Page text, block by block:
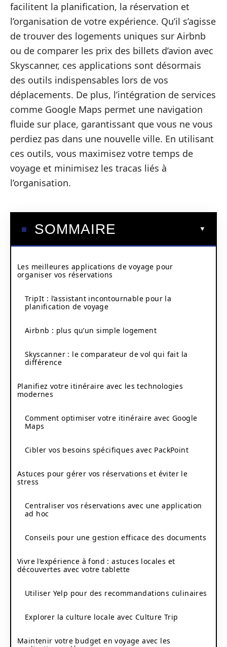
facilitent la planification, la réservation et
l’organisation de votre expérience. Qu’il s’agisse
de trouver des logements uniques sur Airbnb
ou de comparer les prix des billets d’avion avec
Skyscanner, ces applications sont désormais
des outils indispensables lors de vos
déplacements. De plus, l’intégration de services
comme Google Maps permet une navigation
fluide sur place, garantissant que vous ne vous
perdiez pas dans une nouvelle ville. En utilisant
ces outils, vous maximisez votre temps de
voyage et minimisez les tracas liés à
l’organisation.
SOMMAIRE
Les meilleures applications de voyage pour
organiser vos réservations
TripIt : l’assistant incontournable pour la
planification de voyage
Airbnb : plus qu’un simple logement
Skyscanner : le comparateur de vol qui fait la
différence
Planifiez votre itinéraire avec les technologies
modernes
Comment optimiser votre itinéraire avec Google
Maps
Cibler vos besoins spécifiques avec PackPoint
Astuces pour gérer vos réservations et éviter le
stress
Centraliser vos réservations avec une application
ad hoc
Conseils pour une gestion efficace des documents
Vivre l’expérience à fond : astuces locales et
découvertes avec votre tablette
Utiliser Yelp pour des recommandations culinaires
Explorer la culture locale avec Culture Trip
Maintenir votre budget en voyage avec les